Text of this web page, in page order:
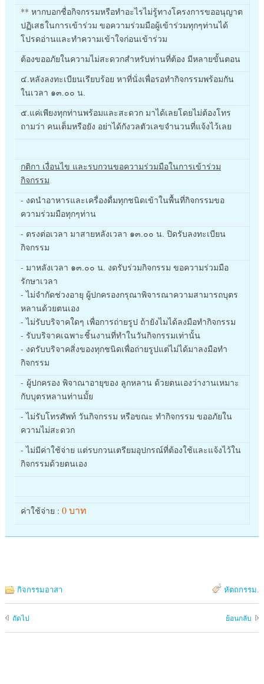
** หากบอกชื่อกิจกรรมหรือทำอะไรไม่รู้ทางโครงการขออนุญาต
ปฏิเสธในการเข้าร่วม ขอความร่วมมือผู้เข้าร่วมทุกๆท่านได้
โปรดอ่านและทำความเข้าใจก่อนเข้าร่วม
ต้องขออภัยในความไม่สะดวกสำหรับท่านที่ต้อง มีหลายขั้นตอน
๔.หลังลงทะเบียนเรียบร้อย หาที่นั่งเพื่อรอทำกิจกรรมพร้อมกัน
ในเวลา ๑๓.๐๐ น.
๕.แค่เพียงทุกท่านพร้อมและสะดวก มาได้เลยโดยไม่ต้องโทร
ถามว่า คนเต็มหรือยัง อย่าได้กังวลตัวเลขจำนวนที่แจ้งไว้เลย
กติกา เงื่อนไข และรบกวนขอความร่วมมือในการเข้าร่วม
กิจกรรม
- งดนำอาหารและเครื่องดื่มทุกชนิดเข้าในพื้นที่กิจกรรมขอ
ความร่วมมือทุกๆท่าน
- ตรงต่อเวลา มาสายหลังเวลา ๑๓.๐๐ น. ปิดรับลงทะเบียน
กิจกรรม
- มาหลังเวลา ๑๓.๐๐ น. งดรับร่วมกิจกรรม ขอความร่วมมือ
รักษาเวลา
- ไม่จำกัดช่วงอายุ ผู้ปกครองกรุณาพิจารณาความสามารถบุตร
หลานด้วยตนเอง
- ไม่รับบริจาคใดๆ เพื่อการถ่ายรูป ถ้ายังไมได้ลงมือทำกิจกรรม
- รับบริจาคเฉพาะชิ้นงานที่ทำในวันกิจกรรมเท่านั้น
- งดรับบริจาคสิ่งของทุกชนิดเพื่อถ่ายรูปแต่ไม่ได้มาลงมือทำ
กิจกรรม
- ผู้ปกครอง พิจาณาอายุของ ลูกหลาน ด้วยตนเองว่างานเหมาะ
กับบุตรหลานท่านมั้ย
- ไม่รับโทรศัพท์ วันกิจกรรม หรือขณะ ทำกิจกรรม ขออภัยใน
ความไม่สะดวก
- ไม่มีค่าใช้จ่าย แต่รบกวนเตรียมอุปกรณ์ที่ต้องใช้และแจ้งไว้ใน
กิจกรรมด้วยตนเอง
ค่าใช้จ่าย : 0 บาท
กิจกรรมอาสา หัตถกรรม.
ถัดไป ย้อนกลับ